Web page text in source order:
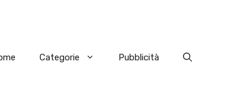
Categorie Pubblicità